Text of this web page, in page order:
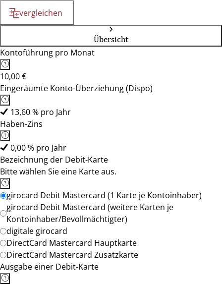
vergleichen
Übersicht
Kontoführung pro Monat
10,00 €
Eingeräumte Konto-Überziehung (Dispo)
13,60 % pro Jahr
Haben-Zins
0,00 % pro Jahr
Bezeichnung der Debit-Karte
Bitte wählen Sie eine Karte aus.
girocard Debit Mastercard (1 Karte je Kontoinhaber)
girocard Debit Mastercard (weitere Karten je
Kontoinhaber/Bevollmächtigter)
digitale girocard
DirectCard Mastercard Hauptkarte
DirectCard Mastercard Zusatzkarte
Ausgabe einer Debit-Karte